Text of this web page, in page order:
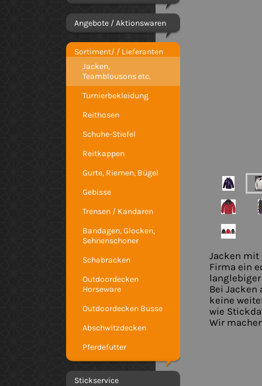
Angebote / Aktionswaren
Sortiment/ / Lieferanten
Jacken,
Teamblousons etc.
Turnierbekleidung
Reithosen
Schuhe-Stiefel
Reitkappen
Gurte, Riemen, Bügel
Gebisse
Trensen / Kandaren
Bandagen, Glocken,
Sehnenschoner
Schabracken
Outdoordecken
Horseware
Outdoordecken Busse
Abschwitzdecken
Pferdefutter
Stickservice
Jacken mit
Firma ein
Bei Jacken
keine
wie
Wir